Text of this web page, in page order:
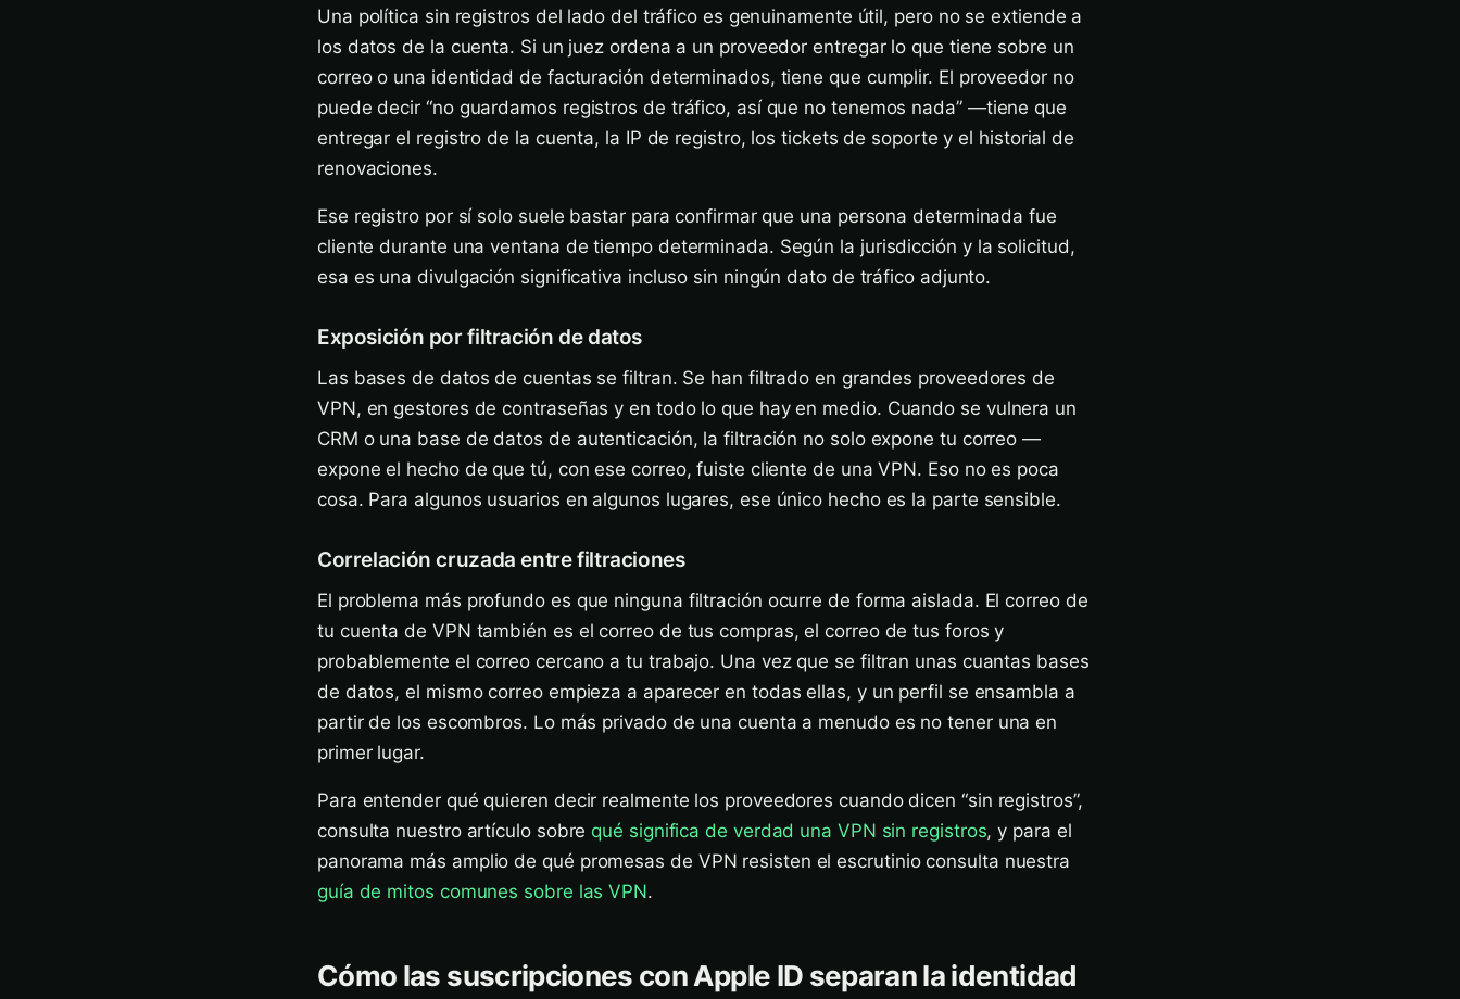
Una política sin registros del lado del tráfico es genuinamente útil, pero no se extiende a
los datos de la cuenta. Si un juez ordena a un proveedor entregar lo que tiene sobre un
correo o una identidad de facturación determinados, tiene que cumplir. El proveedor no
puede decir “no guardamos registros de tráfico, así que no tenemos nada” —tiene que
entregar el registro de la cuenta, la IP de registro, los tickets de soporte y el historial de
renovaciones.
Ese registro por sí solo suele bastar para confirmar que una persona determinada fue
cliente durante una ventana de tiempo determinada. Según la jurisdicción y la solicitud,
esa es una divulgación significativa incluso sin ningún dato de tráfico adjunto.
Exposición por filtración de datos
Las bases de datos de cuentas se filtran. Se han filtrado en grandes proveedores de
VPN, en gestores de contraseñas y en todo lo que hay en medio. Cuando se vulnera un
CRM o una base de datos de autenticación, la filtración no solo expone tu correo —
expone el hecho de que tú, con ese correo, fuiste cliente de una VPN. Eso no es poca
cosa. Para algunos usuarios en algunos lugares, ese único hecho es la parte sensible.
Correlación cruzada entre filtraciones
El problema más profundo es que ninguna filtración ocurre de forma aislada. El correo de
tu cuenta de VPN también es el correo de tus compras, el correo de tus foros y
probablemente el correo cercano a tu trabajo. Una vez que se filtran unas cuantas bases
de datos, el mismo correo empieza a aparecer en todas ellas, y un perfil se ensambla a
partir de los escombros. Lo más privado de una cuenta a menudo es no tener una en
primer lugar.
Para entender qué quieren decir realmente los proveedores cuando dicen “sin registros”,
consulta nuestro artículo sobre qué significa de verdad una VPN sin registros, y para el
panorama más amplio de qué promesas de VPN resisten el escrutinio consulta nuestra
guía de mitos comunes sobre las VPN.
Cómo las suscripciones con Apple ID separan la identidad